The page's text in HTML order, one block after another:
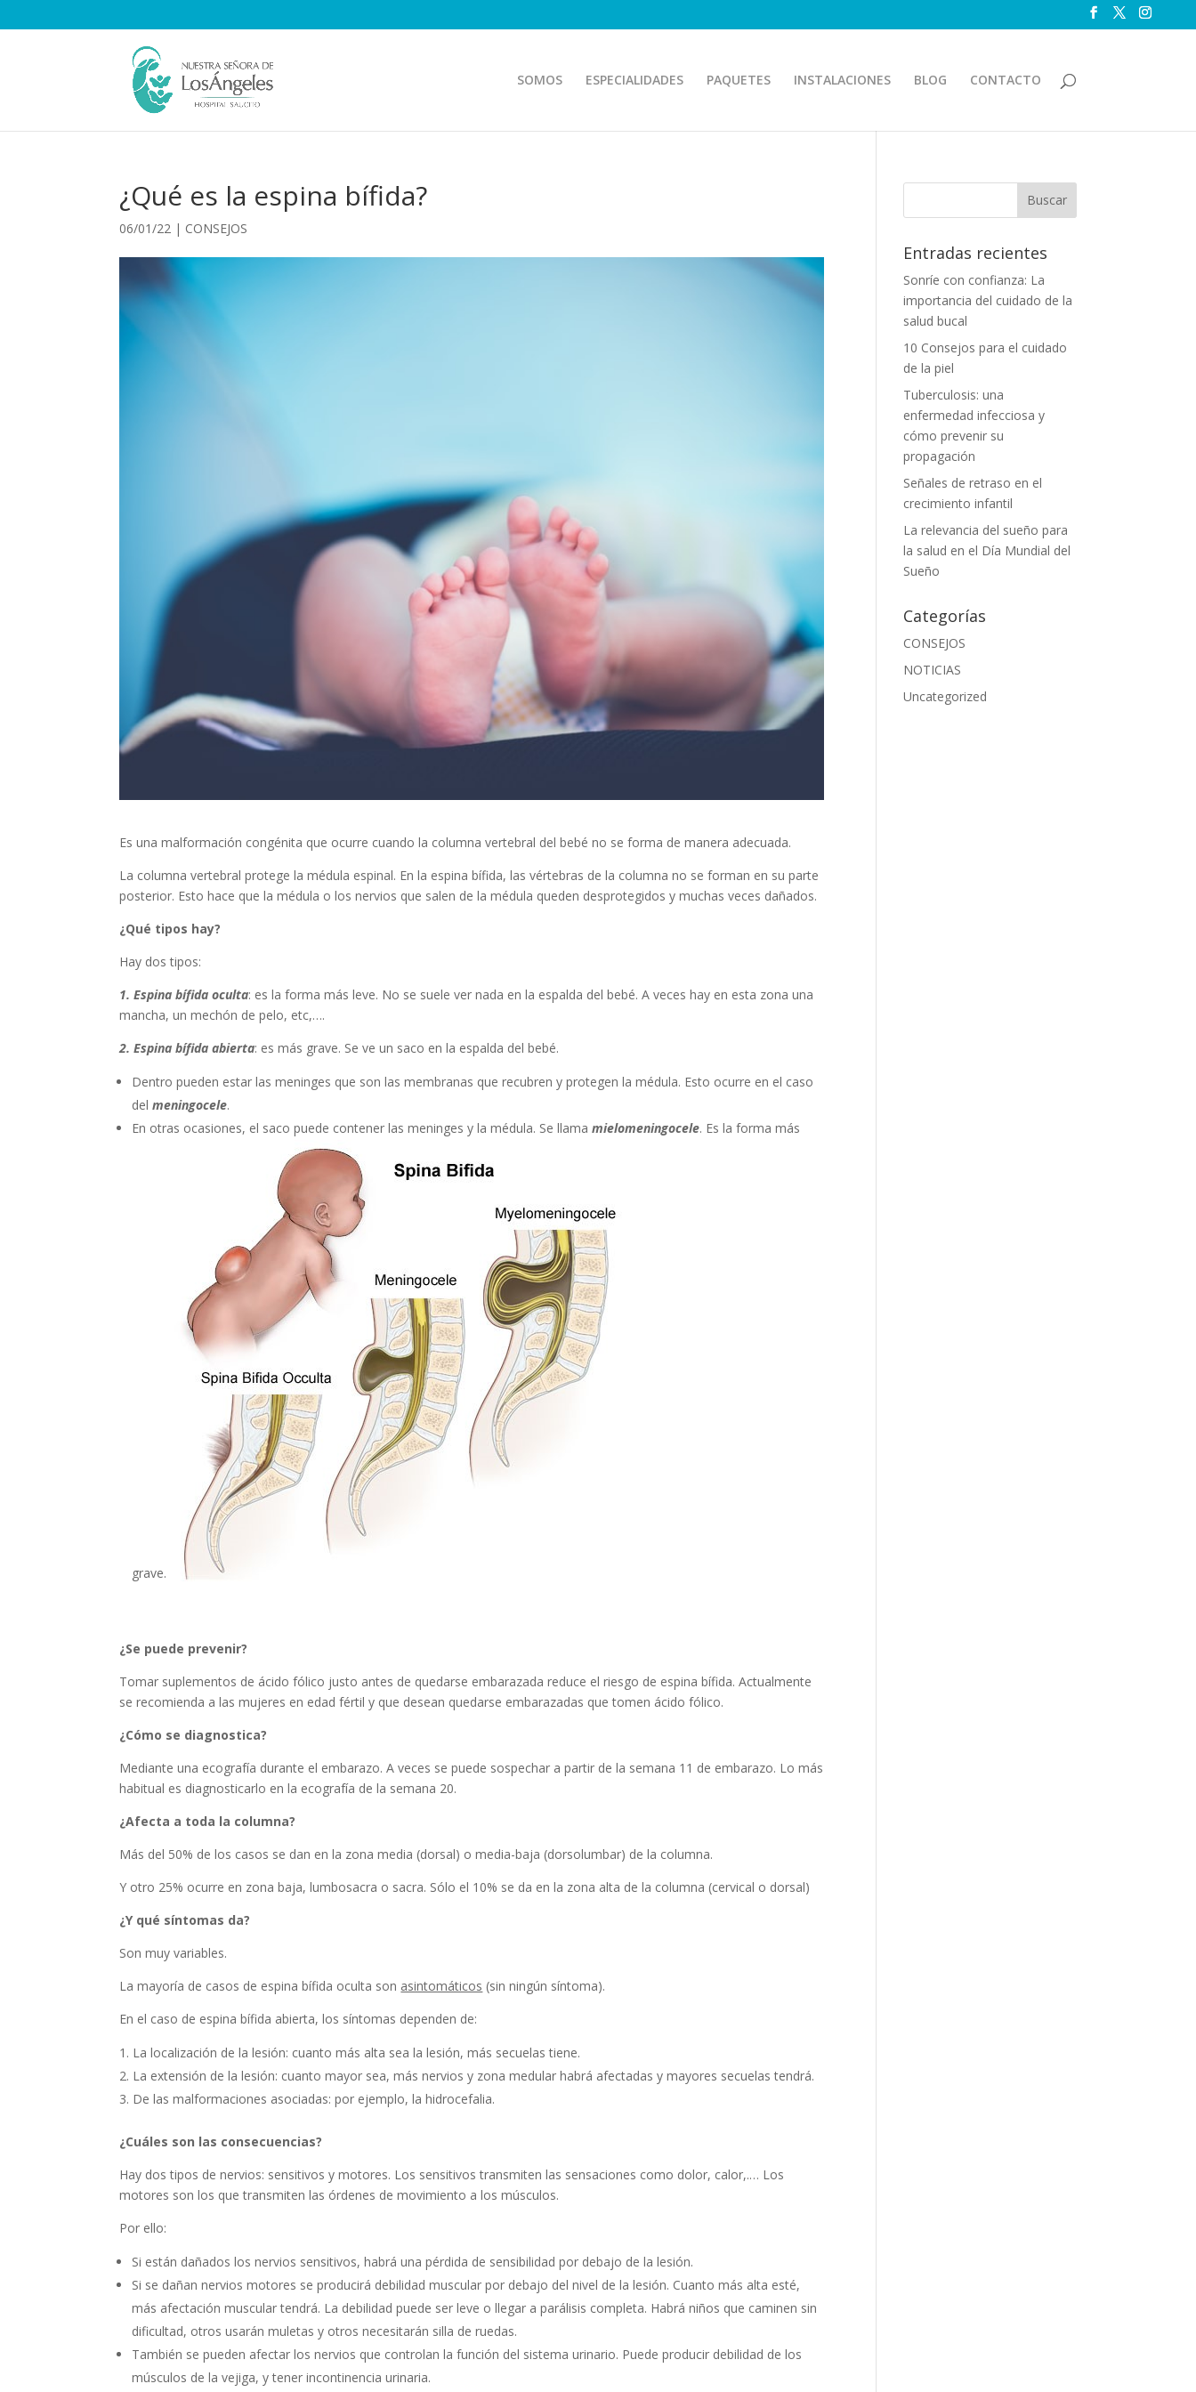
SOMOS ESPECIALIDADES PAQUETES INSTALACIONES BLOG CONTACTO
¿Qué es la espina bífida?
06/01/22 | CONSEJOS
Es una malformación congénita que ocurre cuando la columna vertebral del bebé no se forma de manera adecuada.
La columna vertebral protege la médula espinal. En la espina bífida, las vértebras de la columna no se forman en su parte
posterior. Esto hace que la médula o los nervios que salen de la médula queden desprotegidos y muchas veces dañados.
¿Qué tipos hay?
Hay dos tipos:
1. Espina bífida oculta: es la forma más leve. No se suele ver nada en la espalda del bebé. A veces hay en esta zona una
mancha, un mechón de pelo, etc,….
2. Espina bífida abierta: es más grave. Se ve un saco en la espalda del bebé.
Dentro pueden estar las meninges que son las membranas que recubren y protegen la médula. Esto ocurre en el caso
delmeningocele.
En otras ocasiones, el saco puede contener las meninges y la médula. Se llamamielomeningocele. Es la forma más
grave.
¿Se puede prevenir?
Tomar suplementos de ácido fólico justo antes de quedarse embarazada reduce el riesgo de espina bífida. Actualmente
se recomienda a las mujeres en edad fértil y que desean quedarse embarazadas que tomen ácido fólico.
¿Cómo se diagnostica?
Mediante una ecografía durante el embarazo. A veces se puede sospechar a partir de la semana 11 de embarazo. Lo más
habitual es diagnosticarlo en la ecografía de la semana 20.
¿Afecta a toda la columna?
Más del 50% de los casos se dan en la zona media (dorsal) o media-baja (dorsolumbar) de la columna.
Y otro 25% ocurre en zona baja, lumbosacra o sacra. Sólo el 10% se da en la zona alta de la columna (cervical o dorsal)
¿Y qué síntomas da?
Son muy variables.
La mayoría de casos de espina bífida oculta son asintomáticos (sin ningún síntoma).
En el caso de espina bífida abierta, los síntomas dependen de:
La localización de la lesión: cuanto más alta sea la lesión, más secuelas tiene.
La extensión de la lesión: cuanto mayor sea, más nervios y zona medular habrá afectadas y mayores secuelas tendrá.
De las malformaciones asociadas: por ejemplo, la hidrocefalia.
¿Cuáles son las consecuencias?
Hay dos tipos de nervios: sensitivos y motores. Los sensitivos transmiten las sensaciones como dolor, calor,.… Los
motores son los que transmiten las órdenes de movimiento a los músculos.
Por ello:
Si están dañados los nervios sensitivos, habrá una pérdida de sensibilidad por debajo de la lesión.
Si se dañan nervios motores se producirá debilidad muscular por debajo del nivel de la lesión. Cuanto más alta esté,
más afectación muscular tendrá. La debilidad puede ser leve o llegar a parálisis completa. Habrá niños que caminen sin
dificultad, otros usarán muletas y otros necesitarán silla de ruedas.
También se pueden afectar los nervios que controlan la función del sistema urinario. Puede producir debilidad de los
músculos de la vejiga, y tener incontinencia urinaria.
Entradas recientes
Sonríe con confianza: La
importancia del cuidado de la
salud bucal
10 Consejos para el cuidado
de la piel
Tuberculosis: una
enfermedad infecciosa y
cómo prevenir su
propagación
Señales de retraso en el
crecimiento infantil
La relevancia del sueño para
la salud en el Día Mundial del
Sueño
Categorías
CONSEJOS
NOTICIAS
Uncategorized